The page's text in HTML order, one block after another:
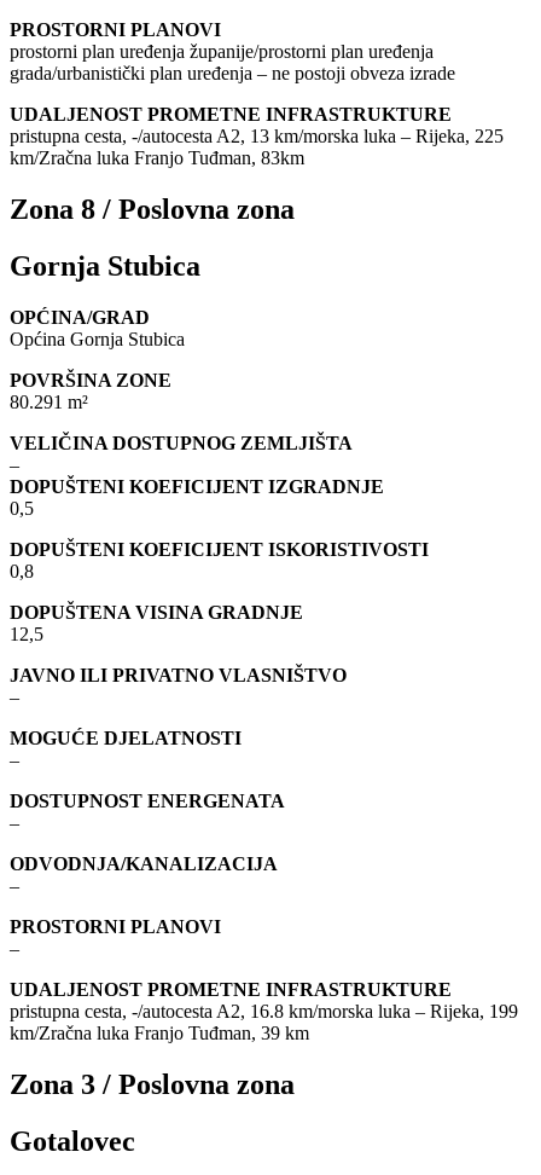
PROSTORNI PLANOVI
prostorni plan uređenja županije/prostorni plan uređenja
grada/urbanistički plan uređenja – ne postoji obveza izrade
UDALJENOST PROMETNE INFRASTRUKTURE
pristupna cesta, -/autocesta A2, 13 km/morska luka – Rijeka, 225
km/Zračna luka Franjo Tuđman, 83km
Zona 8 / Poslovna zona
Gornja Stubica
OPĆINA/GRAD
Općina Gornja Stubica
POVRŠINA ZONE
80.291 m²
VELIČINA DOSTUPNOG ZEMLJIŠTA
–
DOPUŠTENI KOEFICIJENT IZGRADNJE
0,5
DOPUŠTENI KOEFICIJENT ISKORISTIVOSTI
0,8
DOPUŠTENA VISINA GRADNJE
12,5
JAVNO ILI PRIVATNO VLASNIŠTVO
–
MOGUĆE DJELATNOSTI
–
DOSTUPNOST ENERGENATA
–
ODVODNJA/KANALIZACIJA
–
PROSTORNI PLANOVI
–
UDALJENOST PROMETNE INFRASTRUKTURE
pristupna cesta, -/autocesta A2, 16.8 km/morska luka – Rijeka, 199
km/Zračna luka Franjo Tuđman, 39 km
Zona 3 / Poslovna zona
Gotalovec